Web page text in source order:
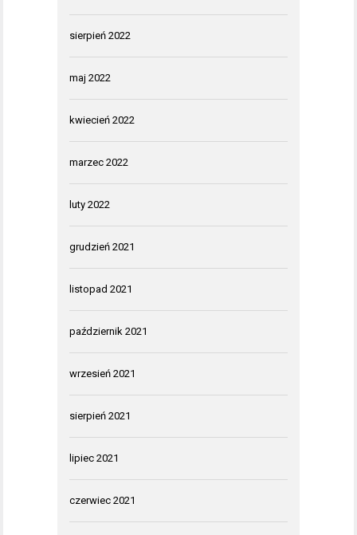
sierpień 2022
maj 2022
kwiecień 2022
marzec 2022
luty 2022
grudzień 2021
listopad 2021
październik 2021
wrzesień 2021
sierpień 2021
lipiec 2021
czerwiec 2021